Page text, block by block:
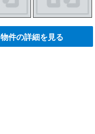
物件の詳細を見る